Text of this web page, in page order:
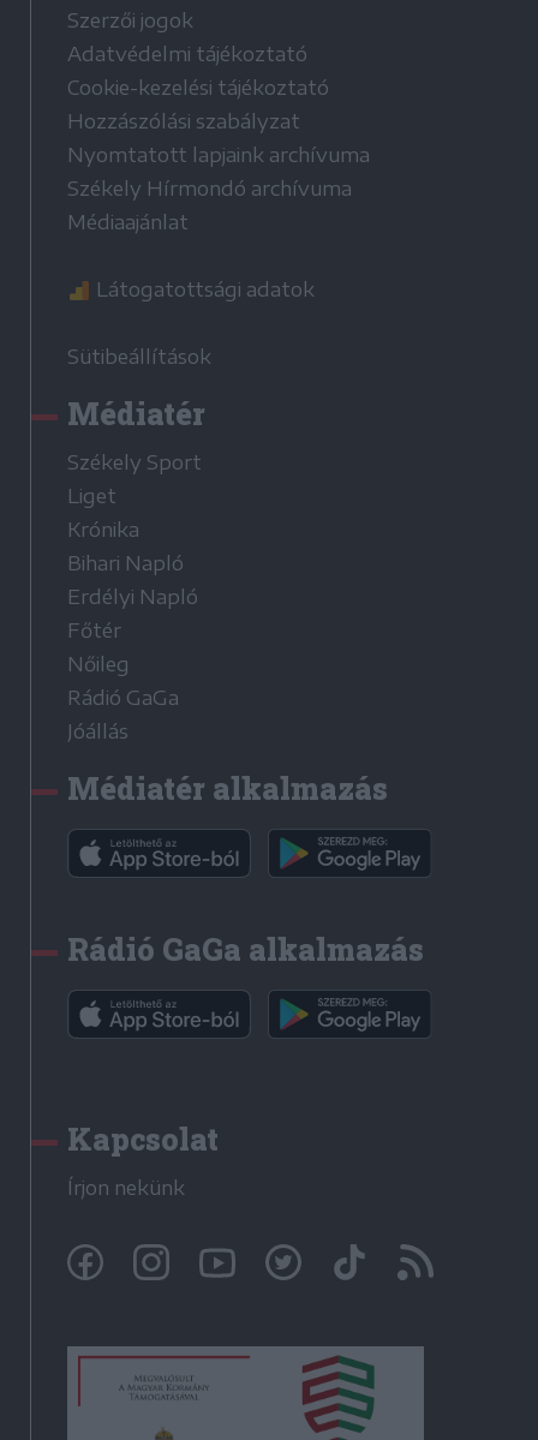
Szerzői jogok
Adatvédelmi tájékoztató
Cookie-kezelési tájékoztató
Hozzászólási szabályzat
Nyomtatott lapjaink archívuma
Székely Hírmondó archívuma
Médiaajánlat
Látogatottsági adatok
Sütibeállítások
Médiatér
Székely Sport
Liget
Krónika
Bihari Napló
Erdélyi Napló
Főtér
Nőileg
Rádió GaGa
Jóállás
Médiatér alkalmazás
Rádió GaGa alkalmazás
Kapcsolat
Írjon nekünk